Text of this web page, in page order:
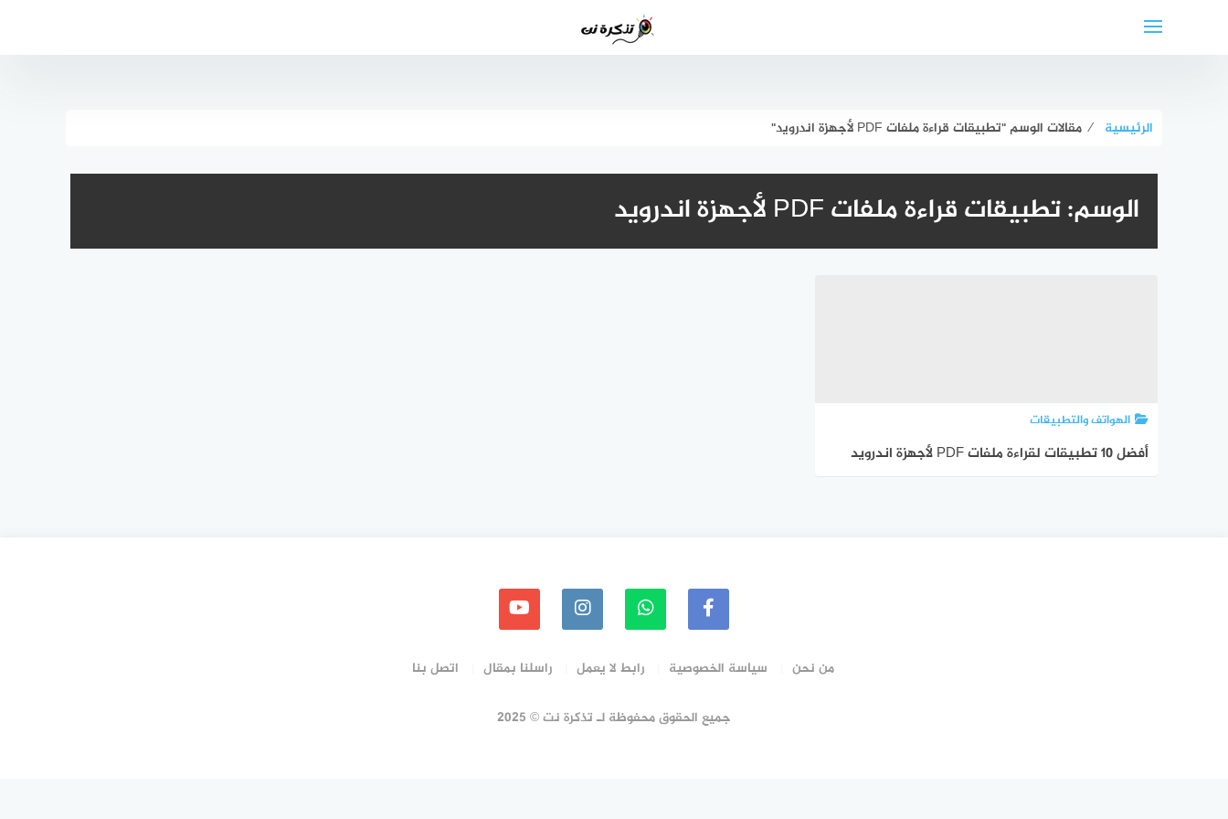
الرئيسية ⁄ مقالات الوسم "تطبيقات قراءة ملفات PDF لأجهزة اندرويد"
الوسم:تطبيقات قراءة ملفات PDF لأجهزة اندرويد
الهواتف والتطبيقات
أفضل 10 تطبيقات لقراءة ملفات PDF لأجهزة اندرويد
من نحن سياسة الخصوصية رابط لا يعمل راسلنا بمقال اتصل بنا
جميع الحقوق محفوظة لـ تذكرة نت © 2025